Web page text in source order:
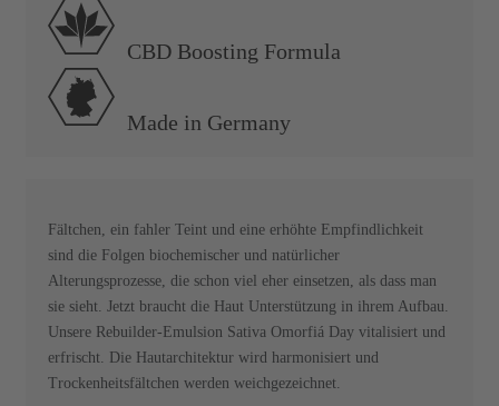
CBD Boosting Formula
Made in Germany
Fältchen, ein fahler Teint und eine erhöhte Empfindlichkeit
sind die Folgen biochemischer und natürlicher
Alterungsprozesse, die schon viel eher einsetzen, als dass man
sie sieht. Jetzt braucht die Haut Unterstützung in ihrem Aufbau.
Unsere Rebuilder-Emulsion Sativa Omorfiá Day vitalisiert und
erfrischt. Die Hautarchitektur wird harmonisiert und
Trockenheitsfältchen werden weichgezeichnet.